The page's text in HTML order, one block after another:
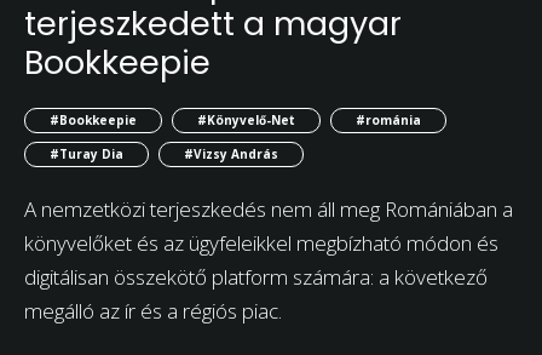
terjeszkedett a magyar
Bookkeepie
#Bookkeepie #Könyvelő-Net
#románia
#Turay Dia
#Vizsy András
A nemzetközi terjeszkedés nem áll meg Romániában a
könyvelőket és az ügyfeleikkel megbízható módon és
digitálisan összekötő platform számára: a következő
megálló az ír és a régiós piac.